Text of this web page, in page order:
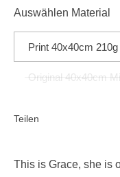
Auswählen Material
Print 40x40cm
Original 40x40cm
Teilen
This is Grace, she is